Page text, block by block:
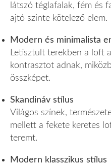
látszó téglafalak, fém és
ajtó szinte kötelező elem.
Modern és minimalista
Letisztult terekben a loft
kontrasztot adnak,
összképet.
Skandináv stílus
Világos színek,
mellett a fekete keretes
teremt.
Modern klasszikus stílus